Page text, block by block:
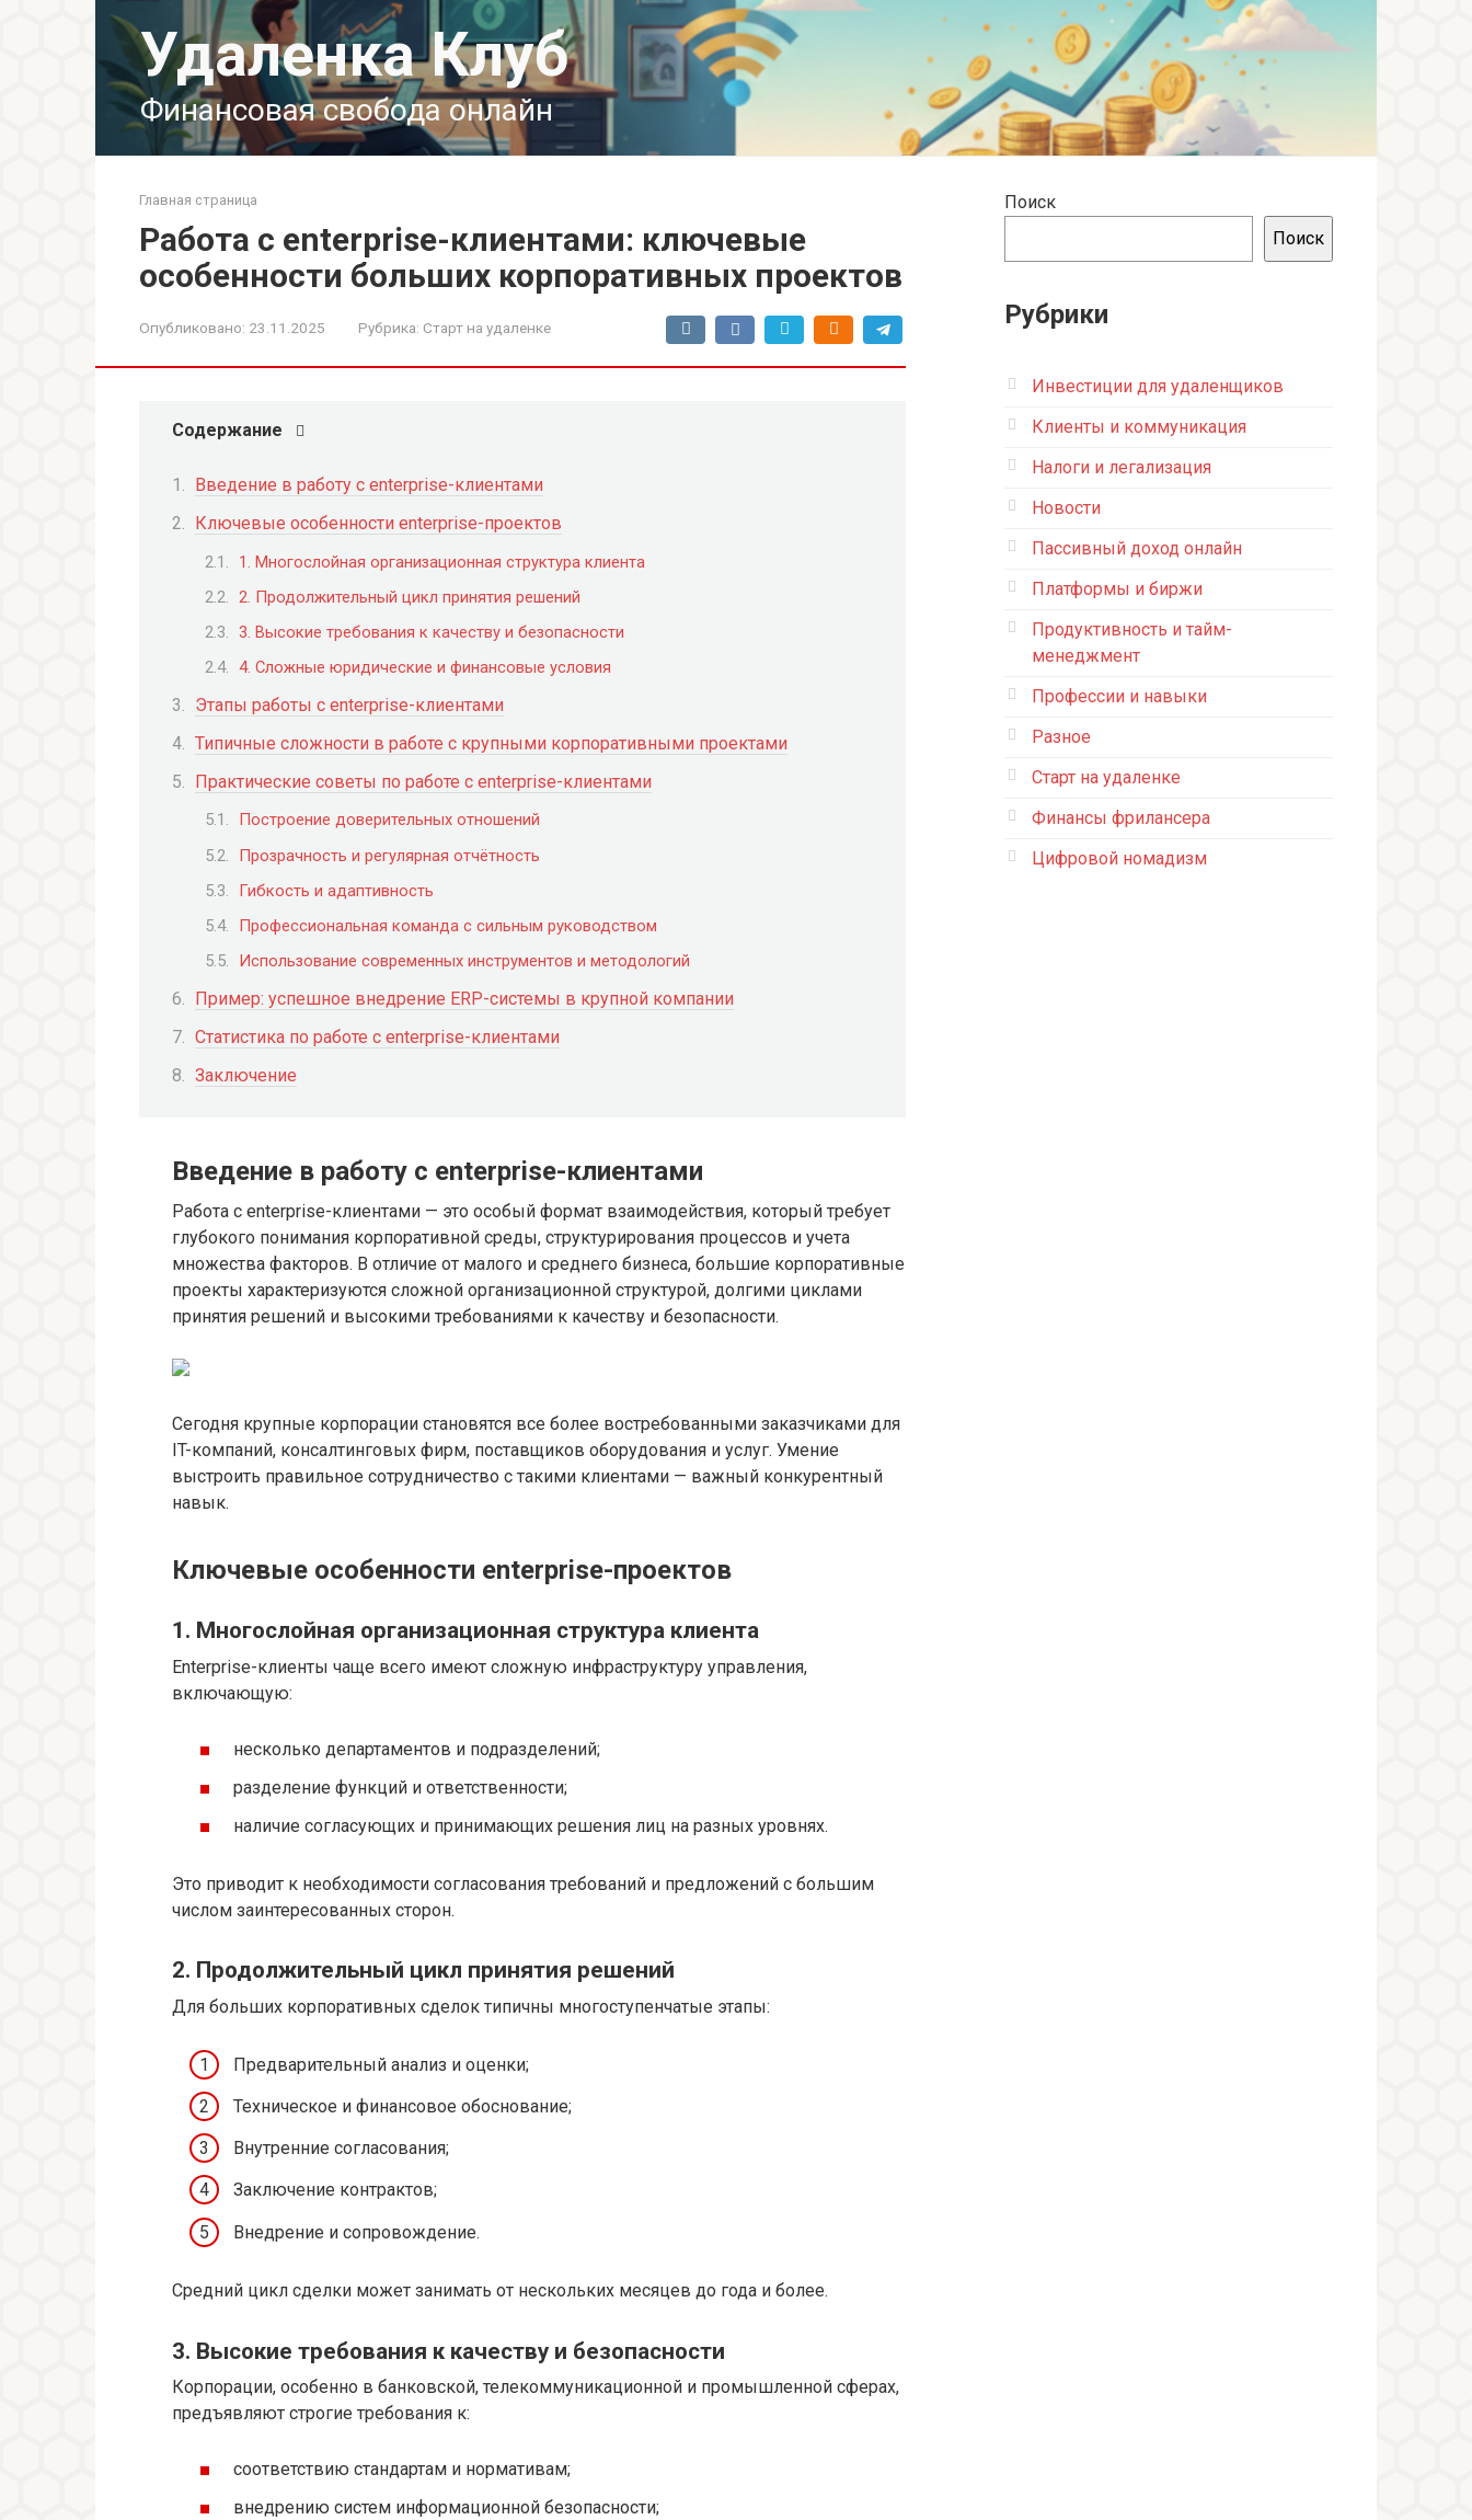
Удаленка Клуб
Финансовая свобода онлайн
Главная страница
Работа с enterprise-клиентами: ключевые
особенности больших корпоративных проектов
Опубликовано: 23.11.2025 Рубрика: Старт на удаленке
Содержание
Введение в работу с enterprise-клиентами
Ключевые особенности enterprise-проектов
1. Многослойная организационная структура клиента
2. Продолжительный цикл принятия решений
3. Высокие требования к качеству и безопасности
4. Сложные юридические и финансовые условия
Этапы работы с enterprise-клиентами
Типичные сложности в работе с крупными корпоративными проектами
Практические советы по работе с enterprise-клиентами
Построение доверительных отношений
Прозрачность и регулярная отчётность
Гибкость и адаптивность
Профессиональная команда с сильным руководством
Использование современных инструментов и методологий
Пример: успешное внедрение ERP-системы в крупной компании
Статистика по работе с enterprise-клиентами
Заключение
Введение в работу с enterprise-клиентами
Работа с enterprise-клиентами — это особый формат взаимодействия, который требует
глубокого понимания корпоративной среды, структурирования процессов и учета
множества факторов. В отличие от малого и среднего бизнеса, большие корпоративные
проекты характеризуются сложной организационной структурой, долгими циклами
принятия решений и высокими требованиями к качеству и безопасности.
Сегодня крупные корпорации становятся все более востребованными заказчиками для
IT-компаний, консалтинговых фирм, поставщиков оборудования и услуг. Умение
выстроить правильное сотрудничество с такими клиентами — важный конкурентный
навык.
Ключевые особенности enterprise-проектов
1. Многослойная организационная структура клиента
Enterprise-клиенты чаще всего имеют сложную инфраструктуру управления,
включающую:
несколько департаментов и подразделений;
разделение функций и ответственности;
наличие согласующих и принимающих решения лиц на разных уровнях.
Это приводит к необходимости согласования требований и предложений с большим
числом заинтересованных сторон.
2. Продолжительный цикл принятия решений
Для больших корпоративных сделок типичны многоступенчатые этапы:
Предварительный анализ и оценки;
Техническое и финансовое обоснование;
Внутренние согласования;
Заключение контрактов;
Внедрение и сопровождение.
Средний цикл сделки может занимать от нескольких месяцев до года и более.
3. Высокие требования к качеству и безопасности
Корпорации, особенно в банковской, телекоммуникационной и промышленной сферах,
предъявляют строгие требования к:
соответствию стандартам и нормативам;
внедрению систем информационной безопасности;
Поиск
Поиск
Рубрики
Инвестиции для удаленщиков
Клиенты и коммуникация
Налоги и легализация
Новости
Пассивный доход онлайн
Платформы и биржи
Продуктивность и тайм-
менеджмент
Профессии и навыки
Разное
Старт на удаленке
Финансы фрилансера
Цифровой номадизм